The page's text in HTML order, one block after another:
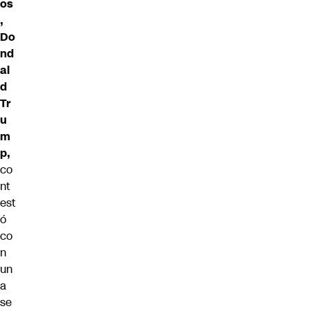
os
,
Do
nd
al
d
Tr
u
m
p,
co
nt
est
ó
co
n
un
a
se